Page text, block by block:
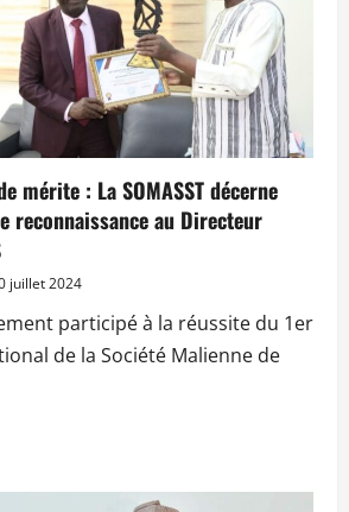
mérite : La SOMASST décerne
reconnaissance au Directeur
juillet 2024
participé à la réussite du 1er
de la Société Malienne de